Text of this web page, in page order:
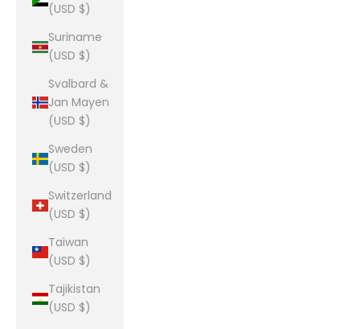
(USD $)
Suriname
(USD $)
Svalbard &
Jan Mayen
(USD $)
Sweden
(USD $)
Switzerland
(USD $)
Taiwan
(USD $)
Tajikistan
(USD $)